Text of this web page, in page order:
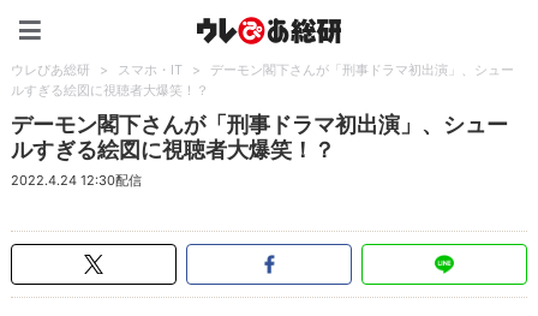
ウレぴあ総研 > スマホ・IT >
デーモン閣下さんが「刑事ドラマ初出演」、シュー
ルすぎる絵図に視聴者大爆笑！？
デーモン閣下さんが「刑事ドラマ初出演」、シュー
ルすぎる絵図に視聴者大爆笑！？
2022.4.24 12:30配信